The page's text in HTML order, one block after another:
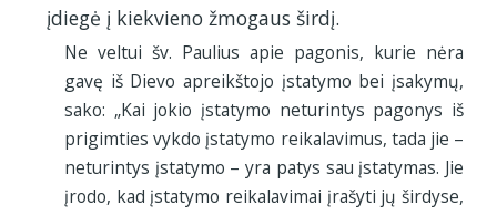
įdiegė į kiekvieno žmogaus širdį.
Ne veltui šv. Paulius apie pagonis, kurie nėra
gavę iš Dievo apreikštojo įstatymo bei įsakymų,
sako: „Kai jokio įstatymo neturintys pagonys iš
prigimties vykdo įstatymo reikalavimus, tada jie –
neturintys įstatymo – yra patys sau įstatymas. Jie
įrodo, kad įstatymo reikalavimai įrašyti jų širdyse,